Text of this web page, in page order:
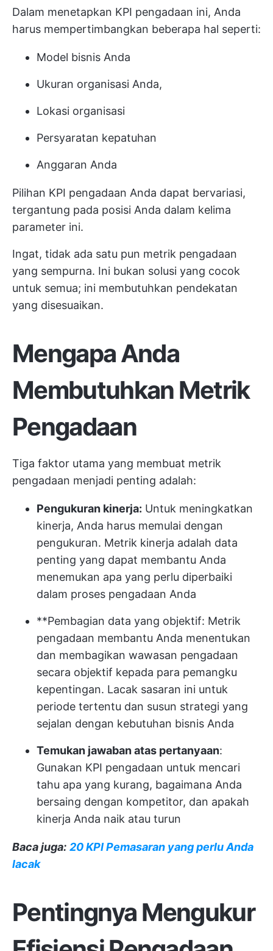
Dalam menetapkan KPI pengadaan ini, Anda
harus mempertimbangkan beberapa hal seperti:
Model bisnis Anda
Ukuran organisasi Anda,
Lokasi organisasi
Persyaratan kepatuhan
Anggaran Anda
Pilihan KPI pengadaan Anda dapat bervariasi,
tergantung pada posisi Anda dalam kelima
parameter ini.
Ingat, tidak ada satu pun metrik pengadaan
yang sempurna. Ini bukan solusi yang cocok
untuk semua; ini membutuhkan pendekatan
yang disesuaikan.
Mengapa Anda
Membutuhkan Metrik
Pengadaan
Tiga faktor utama yang membuat metrik
pengadaan menjadi penting adalah:
Pengukuran kinerja: Untuk meningkatkan
kinerja, Anda harus memulai dengan
pengukuran. Metrik kinerja adalah data
penting yang dapat membantu Anda
menemukan apa yang perlu diperbaiki
dalam proses pengadaan Anda
**Pembagian data yang objektif: Metrik
pengadaan membantu Anda menentukan
dan membagikan wawasan pengadaan
secara objektif kepada para pemangku
kepentingan. Lacak sasaran ini untuk
periode tertentu dan susun strategi yang
sejalan dengan kebutuhan bisnis Anda
Temukan jawaban atas pertanyaan:
Gunakan KPI pengadaan untuk mencari
tahu apa yang kurang, bagaimana Anda
bersaing dengan kompetitor, dan apakah
kinerja Anda naik atau turun
Baca juga: 20 KPI Pemasaran yang perlu Anda
lacak
Pentingnya Mengukur